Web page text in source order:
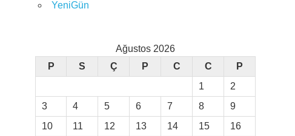
YeniGün
Ağustos 2026
P
S Ç P C C
P
1
2
3
4 5 6 7 8
9
10
11 12 13 14 15
16